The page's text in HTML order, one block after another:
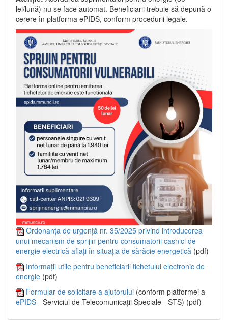
lei/lună) nu se face automat. Beneficiarii trebuie să depună o
cerere în platforma ePIDS, conform procedurii legale.
Ordonanța de urgență nr. 35/2025 privind introducerea
unui mecanism de sprijin pentru consumatorii casnici de
energie electrică aflați în situația de sărăcie energetică (pdf)
Informații utile pentru beneficiarii tichetului electronic de
energie (pdf)
Formular de solicitare a ajutorului (conform platformei a
ePIDS - Serviciul de Telecomunicații Speciale - STS) (pdf)